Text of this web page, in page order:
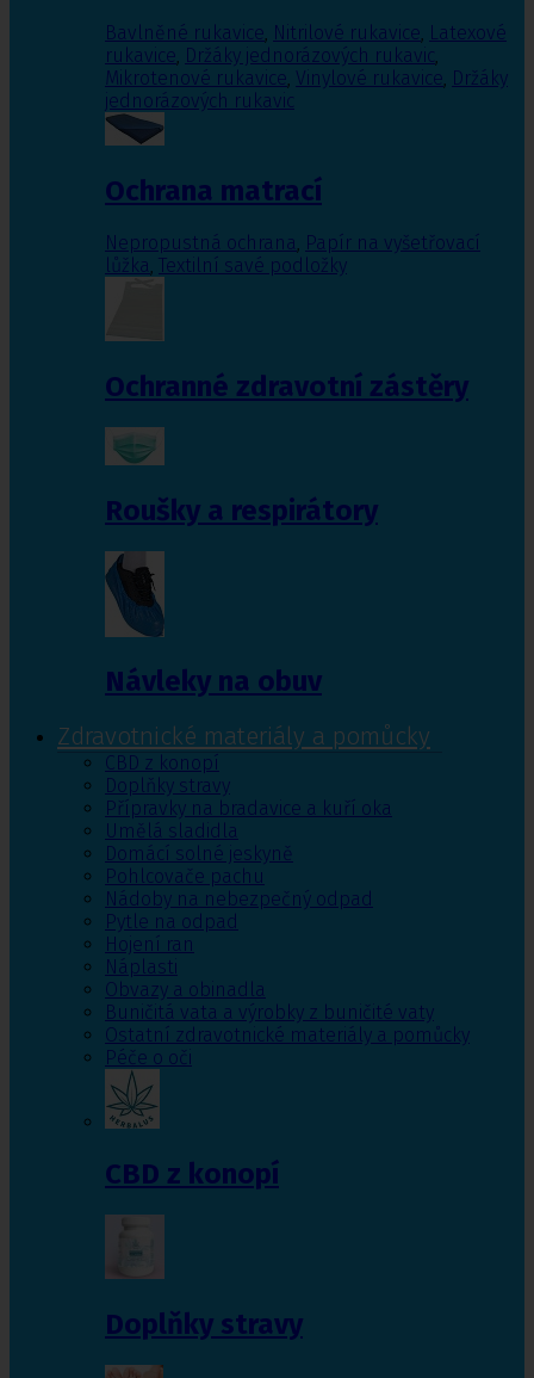
Bavlněné rukavice, Nitrilové rukavice, Latexové
rukavice, Držáky jednorázových rukavic,
Mikrotenové rukavice, Vinylové rukavice, Držáky
jednorázových rukavic
Ochrana matrací
Nepropustná ochrana, Papír na vyšetřovací
lůžka, Textilní savé podložky
Ochranné zdravotní zástěry
Roušky a respirátory
Návleky na obuv
Zdravotnické materiály a pomůcky
CBD z konopí
Doplňky stravy
Přípravky na bradavice a kuří oka
Umělá sladidla
Domácí solné jeskyně
Pohlcovače pachu
Nádoby na nebezpečný odpad
Pytle na odpad
Hojení ran
Náplasti
Obvazy a obinadla
Buničitá vata a výrobky z buničité vaty
Ostatní zdravotnické materiály a pomůcky
Péče o oči
CBD z konopí
Doplňky stravy